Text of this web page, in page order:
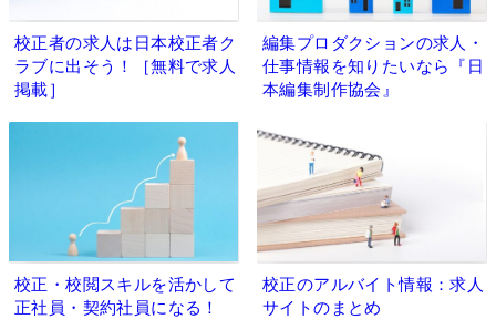
校正者の求人は日本校正者ク
ラブに出そう！［無料で求人
掲載］
編集プロダクションの求人・
仕事情報を知りたいなら『日
本編集制作協会』
校正・校閲スキルを活かして
正社員・契約社員になる！
校正のアルバイト情報：求人
サイトのまとめ